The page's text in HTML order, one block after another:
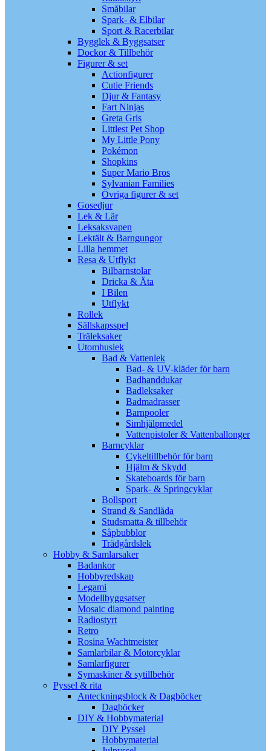
Småbilar
Spark- & Elbilar
Sport & Racerbilar
Bygglek & Byggsatser
Dockor & Tillbehör
Figurer & set
Actionfigurer
Cutie Friends
Djur & Fantasy
Fart Ninjas
Greta Gris
Littlest Pet Shop
My Little Pony
Pokémon
Shopkins
Super Mario Bros
Sylvanian Families
Övriga figurer & set
Gosedjur
Lek & Lär
Leksaksvapen
Lektält & Barngungor
Lilla hemmet
Resa & Utflykt
Bilbarnstolar
Dricka & Äta
I Bilen
Utflykt
Rollek
Sällskapsspel
Träleksaker
Utomhuslek
Bad & Vattenlek
Bad- & UV-kläder för barn
Badhanddukar
Badleksaker
Badmadrasser
Barnpooler
Simhjälpmedel
Vattenpistoler & Vattenballonger
Barncyklar
Cykeltillbehör för barn
Hjälm & Skydd
Skateboards för barn
Spark- & Springcyklar
Bollsport
Strand & Sandlåda
Studsmatta & tillbehör
Såpbubblor
Trädgårdslek
Hobby & Samlarsaker
Badankor
Hobbyredskap
Legami
Modellbyggsatser
Mosaic diamond painting
Radiostyrt
Retro
Rosina Wachtmeister
Samlarbilar & Motorcyklar
Samlarfigurer
Symaskiner & sytillbehör
Pyssel & rita
Anteckningsblock & Dagböcker
Dagböcker
DIY & Hobbymaterial
DIY Pyssel
Hobbymaterial